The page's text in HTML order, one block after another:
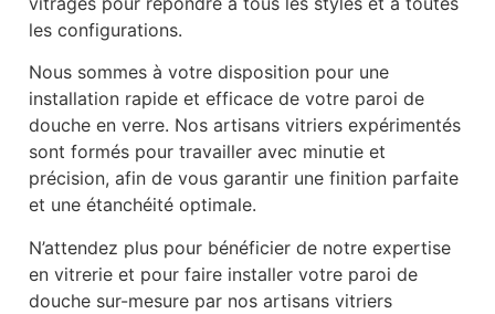
les configurations.
Nous sommes à votre disposition pour une
installation rapide et efficace de votre paroi de
douche en verre. Nos artisans vitriers expérimentés
sont formés pour travailler avec minutie et
précision, afin de vous garantir une finition parfaite
et une étanchéité optimale.
N’attendez plus pour bénéficier de notre expertise
en vitrerie et pour faire installer votre paroi de
douche sur-mesure par nos artisans vitriers